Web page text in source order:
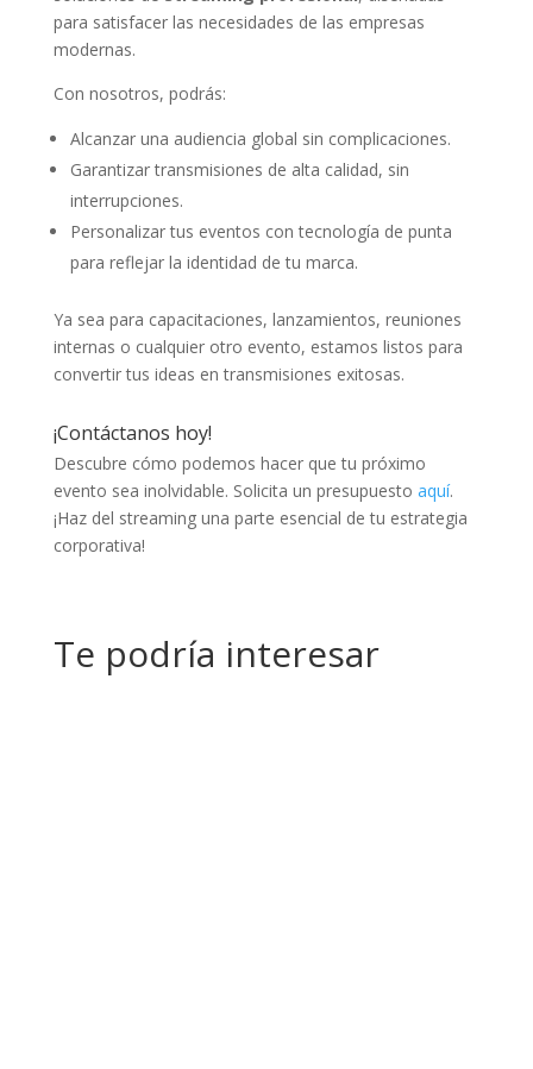
para satisfacer las necesidades de las empresas
modernas.
Con nosotros, podrás:
Alcanzar una audiencia global sin complicaciones.
Garantizar transmisiones de alta calidad, sin
interrupciones.
Personalizar tus eventos con tecnología de punta
para reflejar la identidad de tu marca.
Ya sea para capacitaciones, lanzamientos, reuniones
internas o cualquier otro evento, estamos listos para
convertir tus ideas en transmisiones exitosas.
¡Contáctanos hoy!
Descubre cómo podemos hacer que tu próximo
evento sea inolvidable. Solicita un presupuesto aquí.
¡Haz del streaming una parte esencial de tu estrategia
corporativa!
Te podría interesar